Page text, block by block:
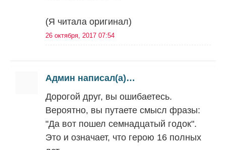
(Я читала оригинал)
26 октября, 2017 07:54
Админ написал(а)…
Дорогой друг, вы ошибаетесь.
Вероятно, вы путаете смысл фразы:
"Да вот пошел семнадцатый годок".
Это и означает, что герою 16 полных